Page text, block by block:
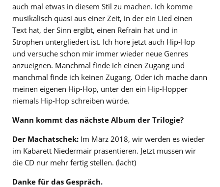
auch mal etwas in diesem Stil zu machen. Ich komme
musikalisch quasi aus einer Zeit, in der ein Lied einen
Text hat, der Sinn ergibt, einen Refrain hat und in
Strophen untergliedert ist. Ich höre jetzt auch Hip-Hop
und versuche schon mir immer wieder neue Genres
anzueignen. Manchmal finde ich einen Zugang und
manchmal finde ich keinen Zugang. Oder ich mache dann
meinen eigenen Hip-Hop, unter den ein Hip-Hopper
niemals Hip-Hop schreiben würde.
Wann kommt das nächste Album der Trilogie?
Der Machatschek: Im März 2018, wir werden es wieder
im Kabarett Niedermair präsentieren. Jetzt müssen wir
die CD nur mehr fertig stellen. (lacht)
Danke für das Gespräch.